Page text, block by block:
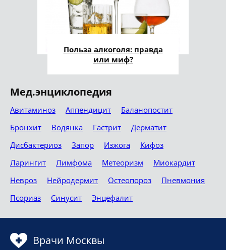
Польза алкоголя: правда
или миф?
Мед.энциклопедия
Авитаминоз Аппендицит
Баланопостит
Бронхит
Водянка Гастрит
Дерматит
Дисбактериоз
Запор Изжога
Кифоз
Ларингит
Лимфома Метеоризм
Миокардит
Невроз
Нейродермит Остеопороз
Пневмония
Псориаз
Синусит Энцефалит
Врачи Москвы